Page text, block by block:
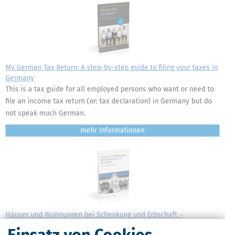
My German Tax Return: A step-by-step guide to filing your taxes in
Germany
This is a tax guide for all employed persons who want or need to
file an income tax return (or: tax declaration) in Germany but do
not speak much German.
mehr
Häuser und Wohnungen bei Schenkung und Erbschaft –
Einkommensteuerliche Folgen